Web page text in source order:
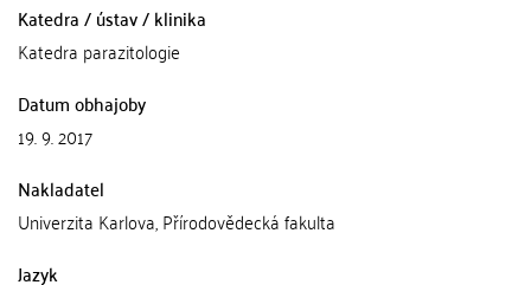
Katedra / ústav / klinika
Katedra parazitologie
Datum obhajoby
19. 9. 2017
Nakladatel
Univerzita Karlova, Přírodovědecká fakulta
Jazyk